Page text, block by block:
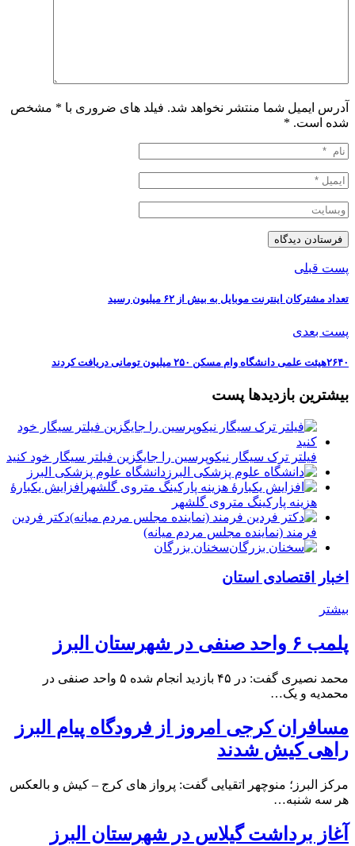
آدرس ایمیل شما منتشر نخواهد شد. فیلد های ضروری با * مشخص
شده است. *
پست قبلی
تعداد مشترکان اینترنت موبایل به بیش از ۶۲ میلیون رسید
پست بعدی
۲۶۴۰هیئت علمی دانشگاه وام مسکن ۲۵۰ میلیون تومانی دریافت کردند
بیشترین بازدیدها پست
فیلتر ترک سیگار نیکوپرسین را جایگزین فیلتر سیگار خود کنید
دانشگاه علوم پزشکی البرز
افزایش یکبارۀ
هزینه پارکینگ متروی گلشهر
دكتر فردين
فرمند (نماينده مجلس مردم میانه)
سخنان بزرگان
اخبار اقتصادی استان
بیشتر
پلمب ۶ واحد صنفی در شهرستان البرز
محمد نصیری گفت: در ۴۵ بازدید انجام شده ۵ واحد صنفی در
محمدیه و یک…
مسافران کرجی امروز از فرودگاه پیام البرز
راهی کیش شدند
مرکز البرز؛ منوچهر اتقیایی گفت: پرواز های کرج – کیش و بالعکس
هر سه شنبه…
آغاز برداشت گیلاس در شهرستان البرز